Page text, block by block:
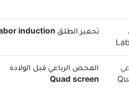
تحفيز الطلق Labor induction
الفحص الرباعي قبل الولادة
Quad screen